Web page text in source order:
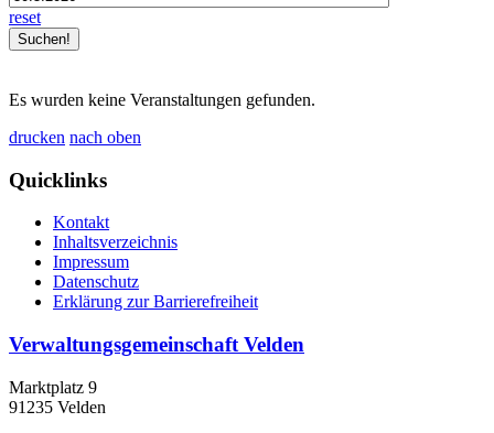
reset
Es wurden keine Veranstaltungen gefunden.
drucken nach oben
Quicklinks
Kontakt
Inhaltsverzeichnis
Impressum
Datenschutz
Erklärung zur Barrierefreiheit
Verwaltungsgemeinschaft Velden
Marktplatz 9
91235 Velden